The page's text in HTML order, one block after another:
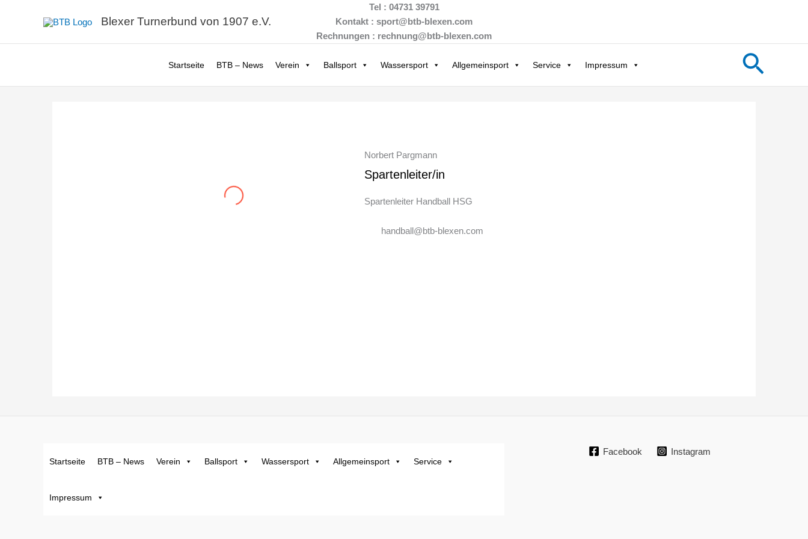
Blexer Turnerbund von 1907 e.V.
Tel : 04731 39791
Kontakt : sport@btb-blexen.com
Rechnungen : rechnung@btb-blexen.com
Startseite BTB – News Verein Ballsport Wassersport Allgemeinsport Service Impressum
Norbert Pargmann
Spartenleiter/in
Spartenleiter Handball HSG
handball@btb-blexen.com
Startseite BTB – News Verein Ballsport Wassersport Allgemeinsport Service
Impressum
Facebook Instagram